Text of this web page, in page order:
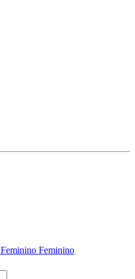
Feminino Feminino